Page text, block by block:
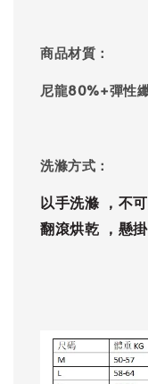
商品材質：
尼龍80%+彈性
洗滌方式：
以手洗滌 ， 不
翻滾烘乾 ， 懸掛